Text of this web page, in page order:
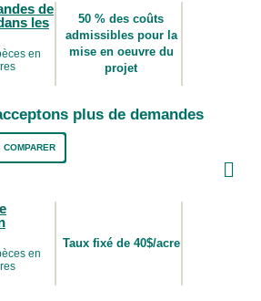
pour effet d’écarter le
des zones boisées afin de
essentielles à l’habitat du
fauve de l’Est, du
et du bourdon à tache
de fourrager ou de
de
les
en
50 % des coûts
admissibles pour la
mise en oeuvre du
projet
plus de demandes
COMPARER
environnementaux,
d’un habitat pour les
contrôle de l’érosion, du
réduisent pas la durabilité
d’Amérique, des
en
Taux fixé de 40$/acre